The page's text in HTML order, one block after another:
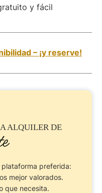
y fácil
– ¡y reserve!
ALQUILER DE
preferida:
mejor valorados.
que necesita.